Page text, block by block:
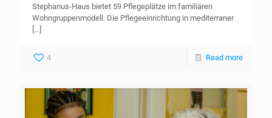
Stephanus-Haus bietet 59 Pflegeplätze im familiären
Wohngruppenmodell. Die Pflegeeinrichtung in mediterraner
[…]
4 Read more